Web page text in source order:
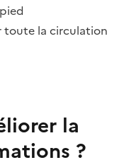
toute la circulation
la
?